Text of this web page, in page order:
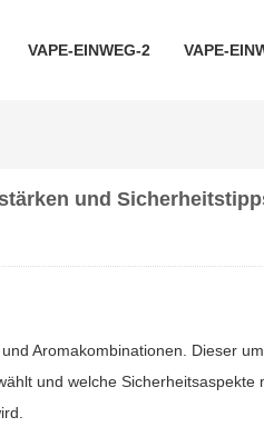
VAPE-EINWEG-2 VAPE-
und
Aromakombinationen. Dieser
und welche